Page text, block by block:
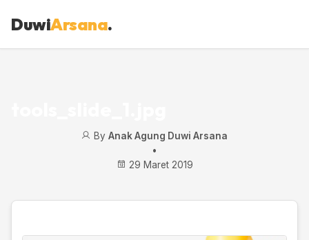
DuwiArsana.
By Anak Agung Duwi Arsana
•
29 Maret 2019